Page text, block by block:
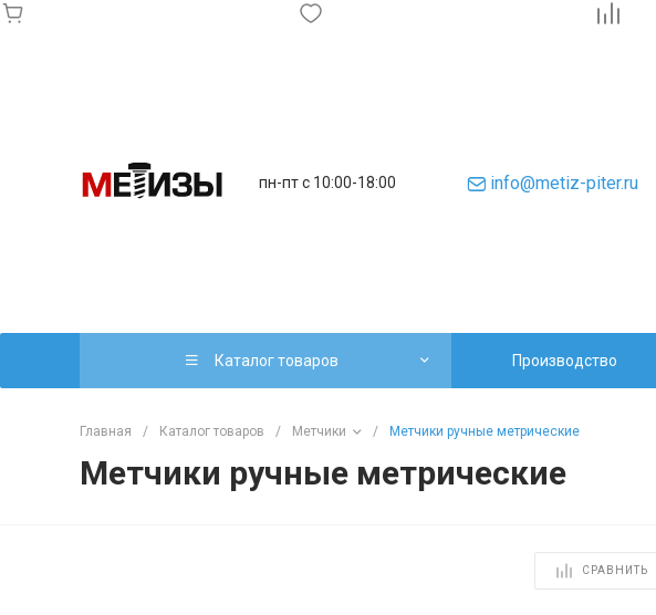
пн-пт с 10:00-18:00 info@metiz-piter.ru
Каталог товаров Производство
Главная / Каталог товаров / Метчики / Метчики ручные метрические
Метчики ручные метрические
СРАВНИТЬ